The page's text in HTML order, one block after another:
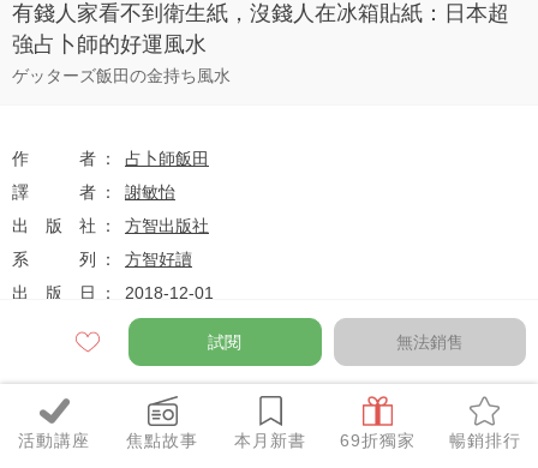
活動講座 焦點故事 本月新書 69折獨家 暢銷排行
有錢人家看不到衛生紙，沒錢人在冰箱貼紙：日本超
強占卜師的好運風水
ゲッターズ飯田の金持ち風水
作者
占卜師飯田
譯者
謝敏怡
出版社
方智出版社
系列
方智好讀
出版日
2018-12-01
定價 $270
優惠價 79折$213元
試閱 無法銷售